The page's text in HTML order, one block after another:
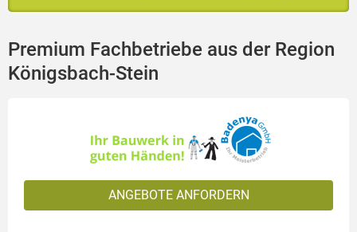
Premium Fachbetriebe aus der Region
Königsbach-Stein
ANGEBOTE ANFORDERN